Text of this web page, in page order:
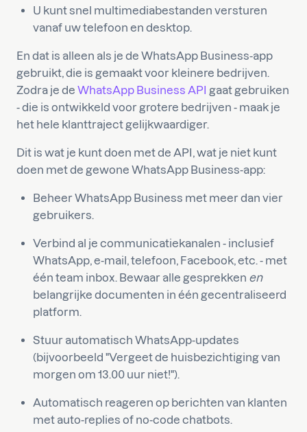
U kunt snel multimediabestanden versturen
vanaf uw telefoon en desktop.
En dat is alleen als je de WhatsApp Business-app
gebruikt, die is gemaakt voor kleinere bedrijven.
Zodra je de WhatsApp Business API gaat gebruiken
- die is ontwikkeld voor grotere bedrijven - maak je
het hele klanttraject gelijkwaardiger.
Dit is wat je kunt doen met de API, wat je niet kunt
doen met de gewone WhatsApp Business-app:
Beheer WhatsApp Business met meer dan vier
gebruikers.
Verbind al je communicatiekanalen - inclusief
WhatsApp, e-mail, telefoon, Facebook, etc. - met
één team inbox. Bewaar alle gesprekken en
belangrijke documenten in één gecentraliseerd
platform.
Stuur automatisch WhatsApp-updates
(bijvoorbeeld "Vergeet de huisbezichtiging van
morgen om 13.00 uur niet!").
Automatisch reageren op berichten van klanten
met auto-replies of no-code chatbots.